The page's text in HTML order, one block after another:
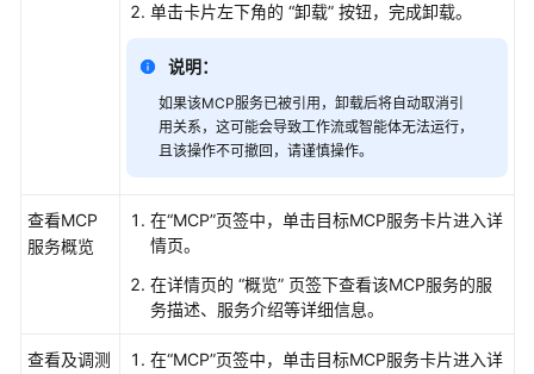
发
工
单击卡片左下角的 “卸载” 按钮，完成卸载。
说明：
如果该MCP服务已被引用，卸载后将自动取消引
用关系，这可能会导致工作流或智能体无法运行，
且该操作不可撤回，请谨慎操作。
查看MCP
服务概览
在“MCP”页签中，单击目标MCP服务卡片进入详
情页。
在详情页的 “概览” 页签下查看该MCP服务的服
务描述、服务介绍等详细信息。
查看及调测
在“MCP”页签中，单击目标MCP服务卡片进入详